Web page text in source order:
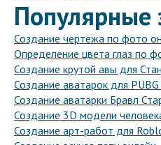
Популярные
Создание чертежа по фото
Определение цвета глаз по
Создание крутой авы для
Создание аватарок для
Создание аватарки Бравл
Создание 3D модели
Создание арт-работ для